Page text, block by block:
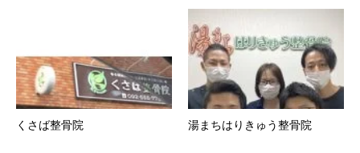
くさば整骨院 湯まちはりきゅう整骨院